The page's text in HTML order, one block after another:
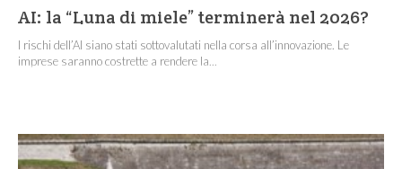
AI: la “Luna di miele” terminerà nel 2026?
I rischi dell’AI siano stati sottovalutati nella corsa all’innovazione. Le
imprese saranno costrette a rendere la...